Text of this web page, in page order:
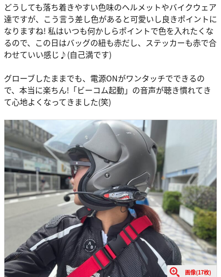
どうしても落ち着きやすい色味のヘルメットやバイクウェア
達ですが、こう言う差し色があると可愛いし良きポイントに
なりますね! 私はいつも何かしらポイントで色を入れたくな
るので、この日はバッグの紐も赤だし、ステッカーも赤で合
わせていい感じ♪(自己満です)
グローブしたままでも、電源ONがワンタッチでできるの
で、本当に楽ちん!「ビーコム起動」の音声が聴き慣れてき
て心地よくなってきました(笑)
画像(17枚)